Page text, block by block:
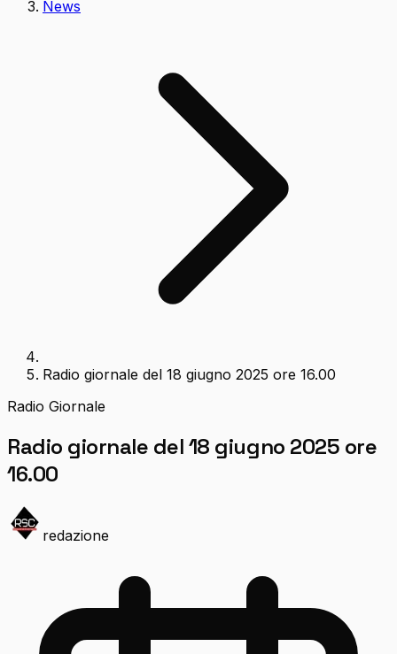
News
Radio giornale del 18 giugno 2025 ore 16.00
Radio Giornale
Radio giornale del 18 giugno 2025 ore
16.00
redazione